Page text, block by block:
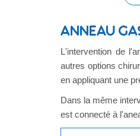
ANNEAU
L'intervention de
autres options
en appliquant une
Dans la même
est connecté à